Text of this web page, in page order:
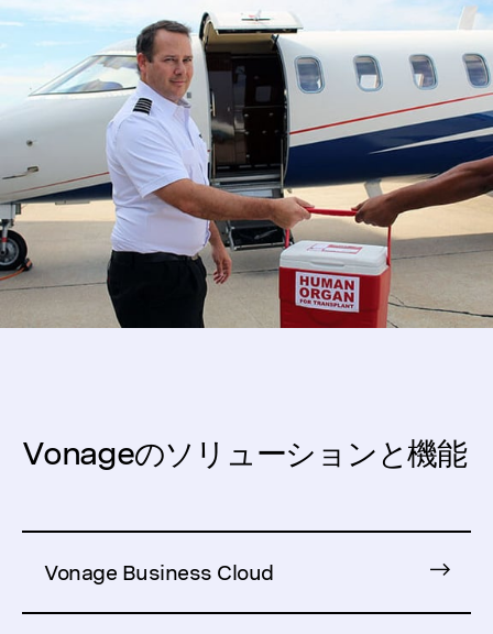
Vonageのソリューションと機能
Vonage Business Cloud